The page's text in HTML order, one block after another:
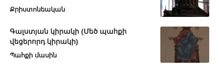
Քրիստոնեական
Գալստյան կիրակի (Մեծ պահքի
վեցերորդ կիրակի)
Պահքի մասին